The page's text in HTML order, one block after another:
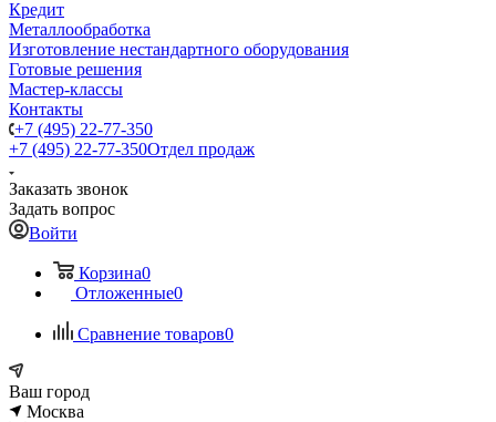
Кредит
Металлообработка
Изготовление нестандартного оборудования
Готовые решения
Мастер-классы
Контакты
+7 (495) 22-77-350
+7 (495) 22-77-350Отдел продаж
Заказать звонок
Задать вопрос
Войти
Корзина0
Отложенные0
Сравнение товаров0
Ваш город
Москва